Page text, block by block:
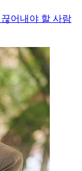
어내야 할 사람